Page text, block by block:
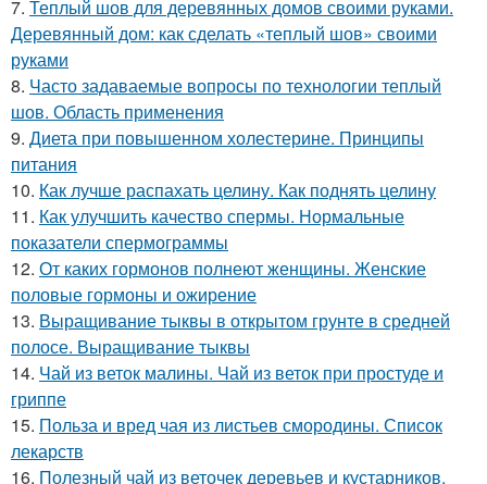
7. Теплый шов для деревянных домов своими руками.
Деревянный дом: как сделать «теплый шов» своими
руками
8. Часто задаваемые вопросы по технологии теплый
шов. Область применения
9. Диета при повышенном холестерине. Принципы
питания
10. Как лучше распахать целину. Как поднять целину
11. Как улучшить качество спермы. Нормальные
показатели спермограммы
12. От каких гормонов полнеют женщины. Женские
половые гормоны и ожирение
13. Выращивание тыквы в открытом грунте в средней
полосе. Выращивание тыквы
14. Чай из веток малины. Чай из веток при простуде и
гриппе
15. Польза и вред чая из листьев смородины. Список
лекарств
16. Полезный чай из веточек деревьев и кустарников.